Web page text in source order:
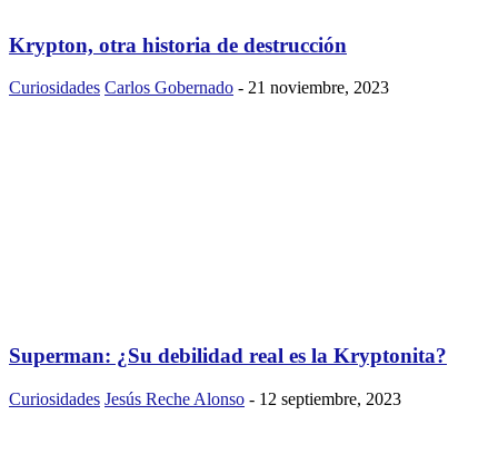
Krypton, otra historia de destrucción
Curiosidades Carlos Gobernado - 21 noviembre, 2023
Superman: ¿Su debilidad real es la Kryptonita?
Curiosidades Jesús Reche Alonso - 12 septiembre, 2023